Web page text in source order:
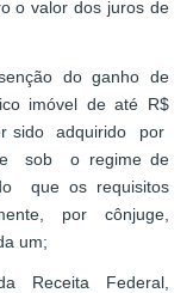
o valor dos juros de
do ganho de
imóvel de até R$
sido adquirido por
sob o regime de
que os requisitos
por cônjuge,
um;
Receita Federal,